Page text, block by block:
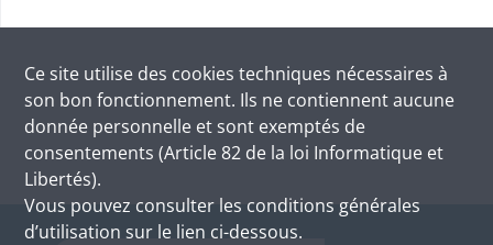
Ce site utilise des cookies techniques nécessaires à
son bon fonctionnement. Ils ne contiennent aucune
donnée personnelle et sont exemptés de
consentements (Article 82 de la loi Informatique et
Libertés).
Vous pouvez consulter les conditions générales
d’utilisation sur le lien ci-dessous.